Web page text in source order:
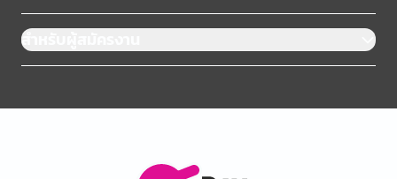
สำหรับผู้สมัครงาน